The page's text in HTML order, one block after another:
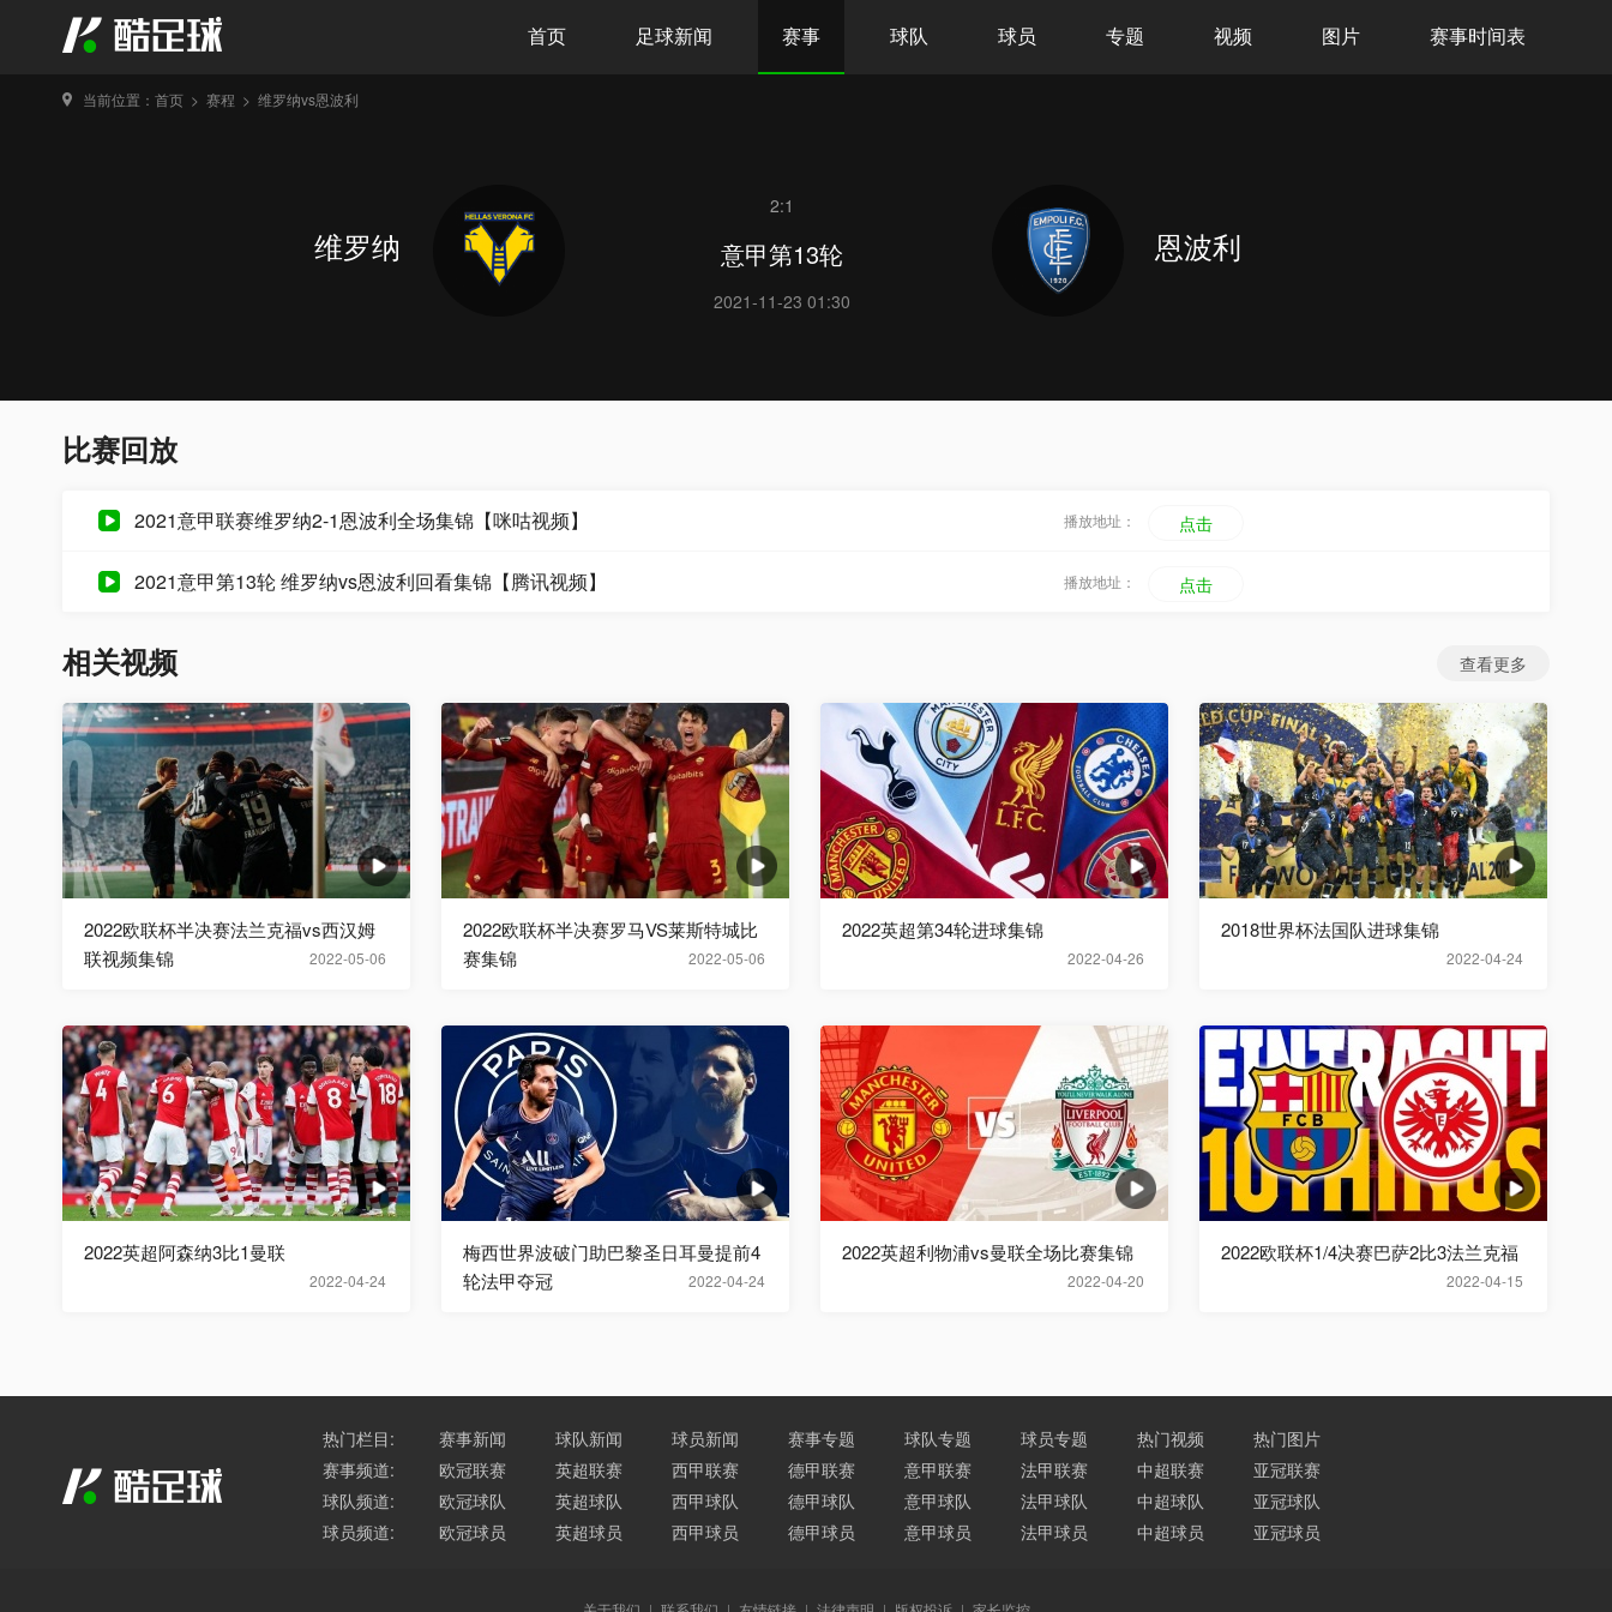
首页 足球新闻 赛事 球队 球员 专题 视频 图片 赛事时间表
当前位置： 首页 > 赛程 > 维罗纳vs恩波利
维罗纳
2:1
意甲第13轮
2021-11-23 01:30
恩波利
比赛回放
2021意甲联赛维罗纳2-1恩波利全场集锦【咪咕视频】 播放地址： 点击
2021意甲第13轮 维罗纳vs恩波利回看集锦【腾讯视频】 播放地址： 点击
相关视频 查看更多
2022-05-06
2022欧联杯半决赛法兰克福vs西汉姆
联视频集锦
2022-05-06
2022欧联杯半决赛罗马VS莱斯特城比
赛集锦
2022-04-26
2022英超第34轮进球集锦
2022-04-24
2018世界杯法国队进球集锦
2022-04-24
2022英超阿森纳3比1曼联
2022-04-24
梅西世界波破门助巴黎圣日耳曼提前4
轮法甲夺冠
2022-04-20
2022英超利物浦vs曼联全场比赛集锦
2022-04-15
2022欧联杯1/4决赛巴萨2比3法兰克福
热门栏目: 赛事新闻 球队新闻 球员新闻 赛事专题 球队专题 球员专题 热门视频
热门图片
赛事频道:
欧冠联赛 英超联赛 西甲联赛 德甲联赛 意甲联赛 法甲联赛 中超联赛
亚冠联赛
球队频道:
欧冠球队 英超球队 西甲球队 德甲球队 意甲球队 法甲球队 中超球队
亚冠球队
球员频道:
欧冠球员 英超球员 西甲球员 德甲球员 意甲球员 法甲球员 中超球员 亚冠球员